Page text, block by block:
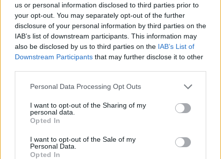
us or personal information disclosed to third parties prior to
your opt-out. You may separately opt-out of the further
disclosure of your personal information by third parties on the
IAB’s list of downstream participants. This information may
also be disclosed by us to third parties on the IAB’s List of
Downstream Participants that may further disclose it to other
Please note that this website/app uses one or more Google
not limited to your visit or usage behaviour. You may click to
grant or deny consent to Google and its third-party tags to
use your data for below specified purposes in below Google
consent section.
Personal Data Processing Opt Outs
I want to opt-out of the Sharing of my
personal data.
Opted In
I want to opt-out of the Sale of my
Personal Data.
Opted In
Continua a leggere
MOTORI